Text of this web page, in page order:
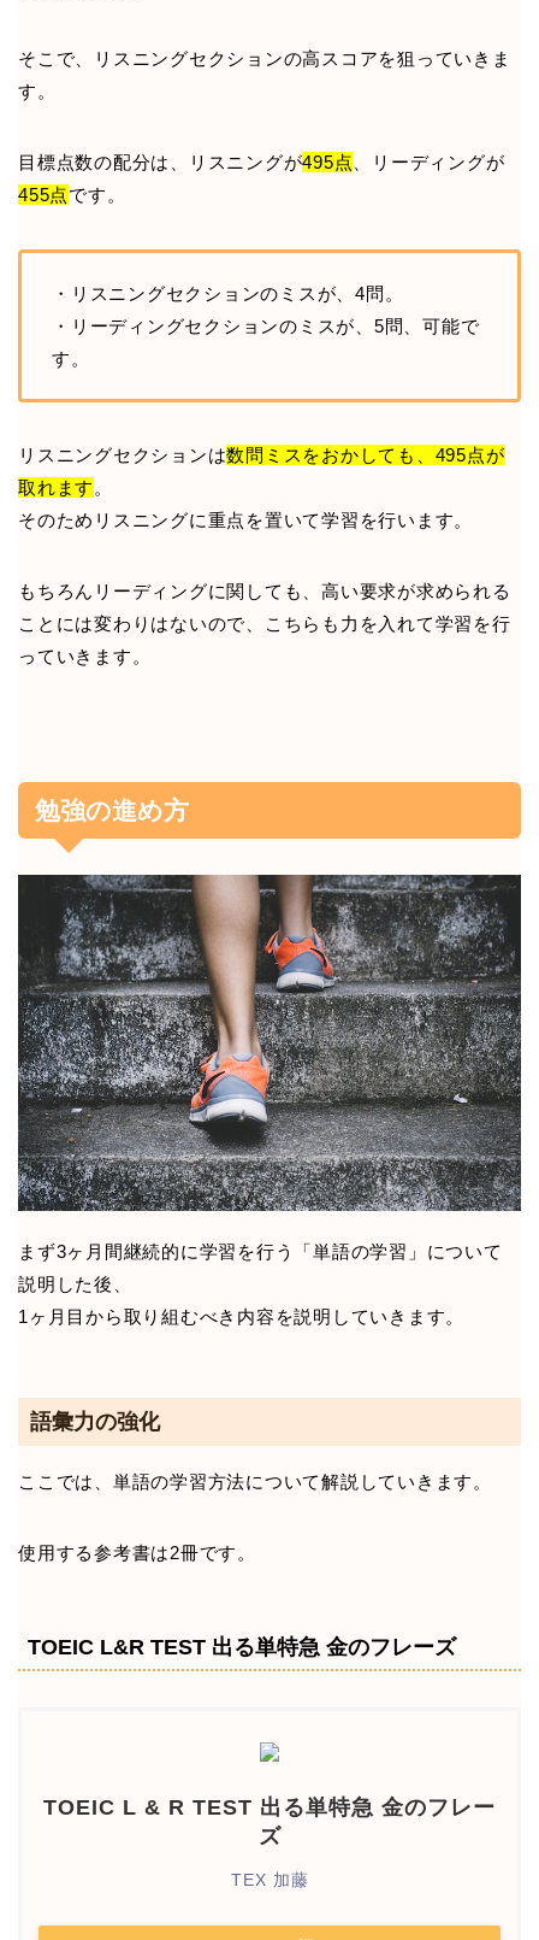
そこで、リスニングセクションの高スコアを狙っていきま
す。
目標点数の配分は、リスニングが495点 、リーディングが
455点です。
・リスニングセクションのミスが、4問。
・リーディングセクションのミスが、5問、可能で
す。
リスニングセクションは数問ミスをおかしても、495点が
取れます 。
そのためリスニングに重点を置いて学習を行います。
もちろんリーディングに関しても、高い要求が求められる
ことには変わりはないので、こちらも力を入れて学習を行
っていきます。
勉強の進め方
まず3ヶ月間継続的に学習を行う「単語の学習」について
説明した後、
1ヶ月目から取り組むべき内容を説明していきます。
語彙力の強化
ここでは、単語の学習方法について解説していきます。
使用する参考書は2冊です。
TOEIC L&R TEST 出る単特急 金のフレーズ
TOEIC L & R TEST 出る単特急 金のフレー
ズ
TEX 加藤